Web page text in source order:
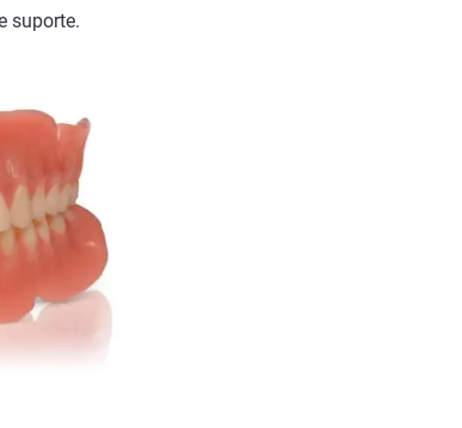
suporte.